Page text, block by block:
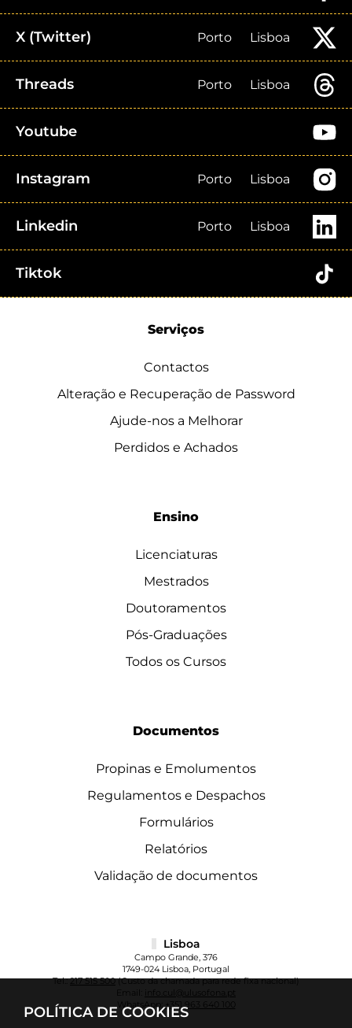
POLÍTICA DE COOKIES
X (Twitter) Porto Lisboa
Threads Porto Lisboa
Youtube
Instagram Porto Lisboa
Linkedin Porto Lisboa
Tiktok
Serviços
Contactos
Alteração e Recuperação de Password
Ajude-nos a Melhorar
Perdidos e Achados
Ensino
Licenciaturas
Mestrados
Doutoramentos
Pós-Graduações
Todos os Cursos
Documentos
Propinas e Emolumentos
Regulamentos e Despachos
Formulários
Relatórios
Validação de documentos
Lisboa
Campo Grande, 376
1749-024 Lisboa, Portugal
Tel.:217 515 500(Custo da chamada para rede fixa nacional)
info.cul@ulusofona.pt
WhatsApp:+351 963 640 100